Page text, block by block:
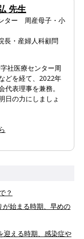
先生
ター 周産母子・小
・産婦人科顧問
社医療センター周
どを経て、2022年
表理事を兼務。
日の力にしましょ
？
が始まる時期、早めの
迎える時期、感染症や